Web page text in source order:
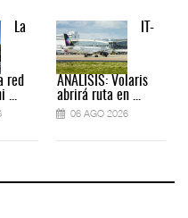
La
red
IT-
ANÁLISIS: Volaris
abrirá ruta en ...
06 AGO 2026